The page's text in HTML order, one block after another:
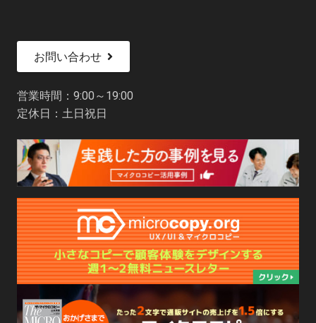
お問い合わせ
営業時間：9:00～19:00
定休日：土日祝日